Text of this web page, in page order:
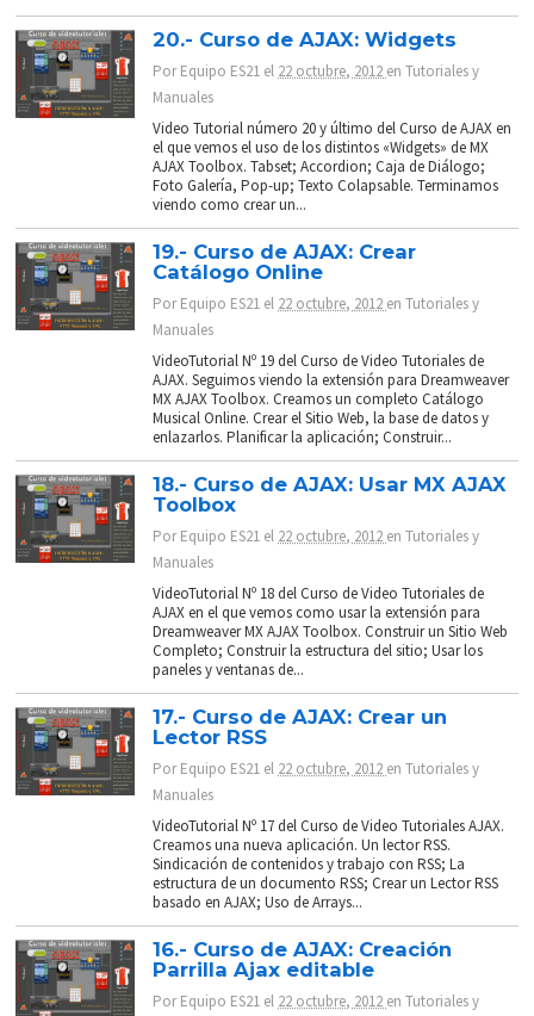
20.- Curso de AJAX: Widgets
PorEquipo ES21 el 22 octubre, 2012 enTutoriales y
Manuales
Video Tutorial número 20 y último del Curso de AJAX en
el que vemos el uso de los distintos «Widgets» de MX
AJAX Toolbox. Tabset; Accordion; Caja de Diálogo;
Foto Galería, Pop-up; Texto Colapsable. Terminamos
viendo como crear un...
19.- Curso de AJAX: Crear
Catálogo Online
PorEquipo ES21 el 22 octubre, 2012 enTutoriales y
Manuales
VideoTutorial Nº 19 del Curso de Video Tutoriales de
AJAX. Seguimos viendo la extensión para Dreamweaver
MX AJAX Toolbox. Creamos un completo Catálogo
Musical Online. Crear el Sitio Web, la base de datos y
enlazarlos. Planificar la aplicación; Construir...
18.- Curso de AJAX: Usar MX AJAX
Toolbox
PorEquipo ES21 el 22 octubre, 2012 enTutoriales y
Manuales
VideoTutorial Nº 18 del Curso de Video Tutoriales de
AJAX en el que vemos como usar la extensión para
Dreamweaver MX AJAX Toolbox. Construir un Sitio Web
Completo; Construir la estructura del sitio; Usar los
paneles y ventanas de...
17.- Curso de AJAX: Crear un
Lector RSS
PorEquipo ES21 el 22 octubre, 2012 enTutoriales y
Manuales
VideoTutorial Nº 17 del Curso de Video Tutoriales AJAX.
Creamos una nueva aplicación. Un lector RSS.
Sindicación de contenidos y trabajo con RSS; La
estructura de un documento RSS; Crear un Lector RSS
basado en AJAX; Uso de Arrays...
16.- Curso de AJAX: Creación
Parrilla Ajax editable
PorEquipo ES21 el 22 octubre, 2012 enTutoriales y